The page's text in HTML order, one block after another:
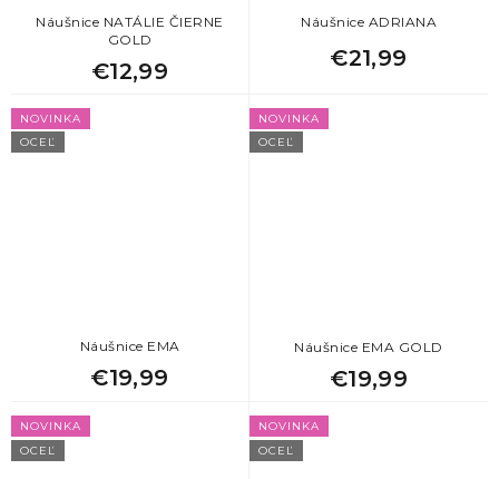
Náušnice NATÁLIE ČIERNE
GOLD
€12,99
Náušnice ADRIANA
€21,99
NOVINKA
OCEĽ
Náušnice EMA
€19,99
NOVINKA
OCEĽ
Náušnice EMA GOLD
€19,99
NOVINKA
OCEĽ
NOVINKA
OCEĽ